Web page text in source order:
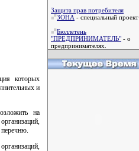
которых
и
на
перечню.
Защита прав потребителя
ЗОНА - специальный проект
Бюллетень
"ПРЕДПРИНИМАТЕЛЬ" - о
предпринимателях.